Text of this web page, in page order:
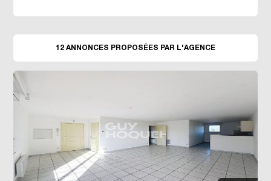
12 ANNONCES PROPOSÉES PAR L'AGENCE